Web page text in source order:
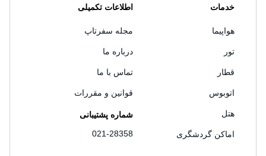
خدمات
هواپیما
تور
قطار
اتوبوس
هتل
اماکن گردشگری
اطلاعات تکمیلی
مجله سفرتاپ
درباره ما
تماس با ما
قوانین و مقررات
شماره پشتیبانی
021-28358